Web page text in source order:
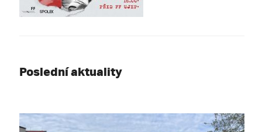
Poslední aktuality